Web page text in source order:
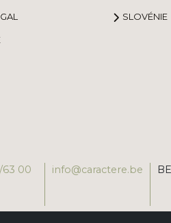
SLOVÉNIE
63 00
info@caractere.be